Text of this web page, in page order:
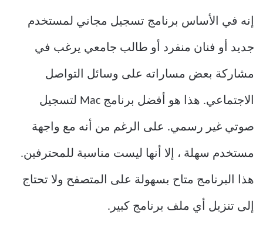
إنه في الأساس برنامج تسجيل مجاني لمستخدم
جديد أو فنان منفرد أو طالب جامعي يرغب في
مشاركة بعض مساراته على وسائل التواصل
الاجتماعي. هذا هو أفضل برنامج Mac لتسجيل
صوتي غير رسمي. على الرغم من أنه مع واجهة
مستخدم سهلة ، إلا أنها ليست مناسبة للمحترفين.
هذا البرنامج متاح بسهولة على المتصفح ولا تحتاج
إلى تنزيل أي ملف برنامج كبير.